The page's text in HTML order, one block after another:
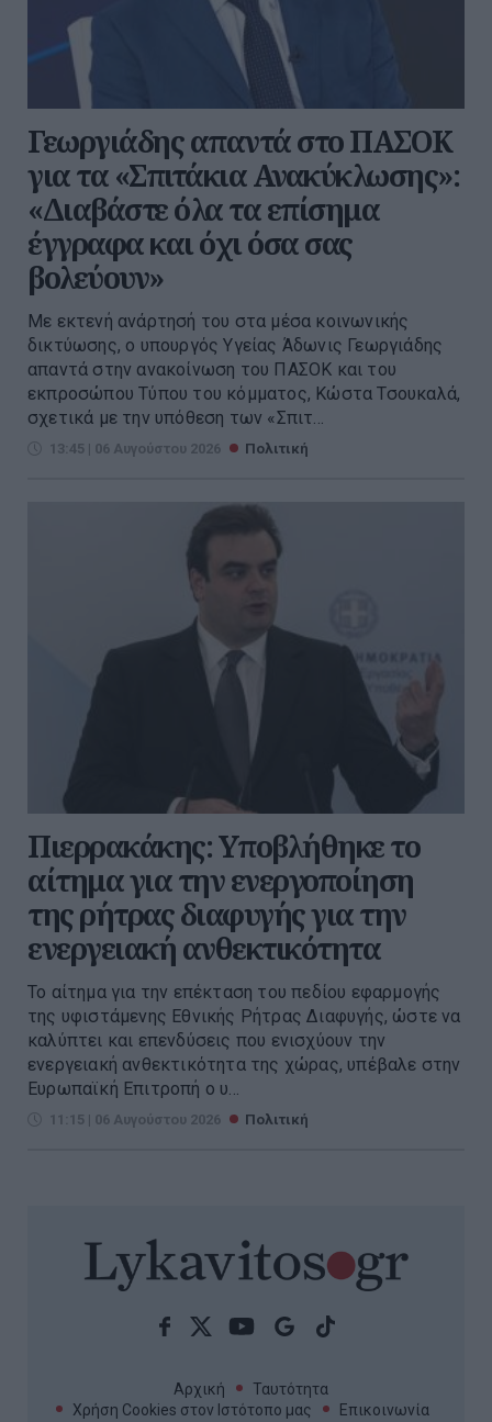
Γεωργιάδης απαντά στο ΠΑΣΟΚ
για τα «Σπιτάκια Ανακύκλωσης»:
«Διαβάστε όλα τα επίσημα
έγγραφα και όχι όσα σας
βολεύουν»
Με εκτενή ανάρτησή του στα μέσα κοινωνικής
δικτύωσης, ο υπουργός Υγείας Άδωνις Γεωργιάδης
απαντά στην ανακοίνωση του ΠΑΣΟΚ και του
εκπροσώπου Τύπου του κόμματος, Κώστα Τσουκαλά,
σχετικά με την υπόθεση των «Σπιτ...
13:45 | 06 Αυγούστου 2026 Πολιτική
Πιερρακάκης: Υποβλήθηκε το
αίτημα για την ενεργοποίηση
της ρήτρας διαφυγής για την
ενεργειακή ανθεκτικότητα
Το αίτημα για την επέκταση του πεδίου εφαρμογής
της υφιστάμενης Εθνικής Ρήτρας Διαφυγής, ώστε να
καλύπτει και επενδύσεις που ενισχύουν την
ενεργειακή ανθεκτικότητα της χώρας, υπέβαλε στην
Ευρωπαϊκή Επιτροπή ο υ...
11:15 | 06 Αυγούστου 2026 Πολιτική
Αρχική
Ταυτότητα
Χρήση Cookies στον Ιστότοπο μας
Επικοινωνία